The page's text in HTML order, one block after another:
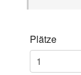
Plätze